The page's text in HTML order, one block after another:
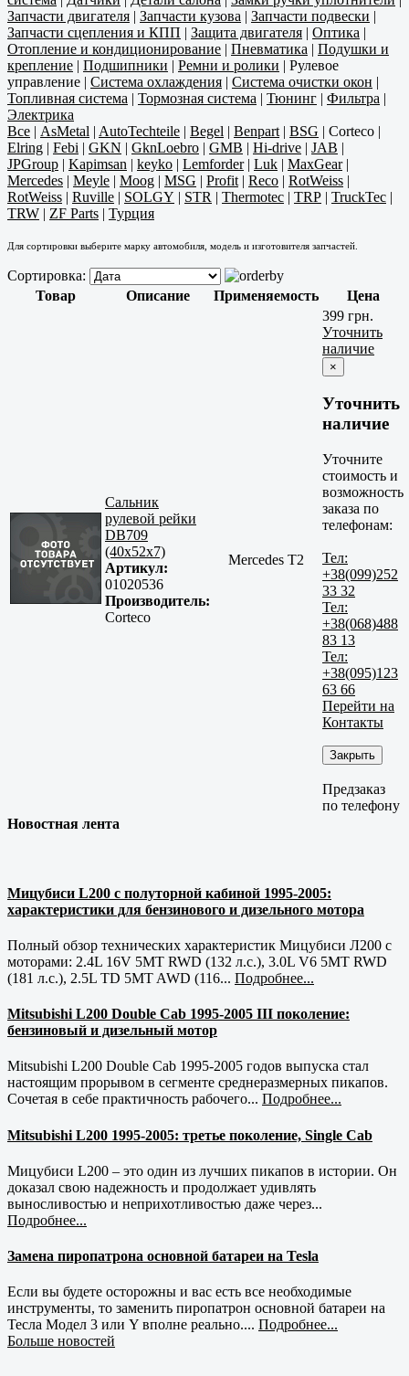
Запчасти двигателя | Запчасти кузова | Запчасти подвески |
Запчасти сцепления и КПП | Защита двигателя | Оптика |
Отопление и кондиционирование | Пневматика | Подушки и
крепление | Подшипники | Ремни и ролики | Рулевое
управление | Система охлаждения | Система очистки окон |
Топливная система | Тормозная система | Тюнинг | Фильтра |
Электрика
Все | AsMetal | AutoTechteile | Begel | Benpart | BSG | Corteco |
Elring | Febi | GKN | GknLoebro | GMB | Hi-drive | JAB |
JPGroup | Kapimsan | keyko | Lemforder| Luk | MaxGear|
Mercedes | Meyle | Moog | MSG | Profit | Reco | RotWeiss |
RotWeiss | Ruville | SOLGY | STR | Thermotec | TRP | TruckTec |
TRW | ZF Parts | Турция
Для сортировки выберите марку автомобиля, модель и изготовителя запчастей.
Сортировка:
Товар
Описание Применяемость Цена
Сальник
рулевой рейки
DB709
(40x52x7)
Артикул:
01020536
Производитель:
Corteco
Mercedes T2
399 грн.
Уточнить
наличие
×
Уточнить
наличие
Уточните
стоимость и
возможность
заказа по
телефонам:
Тел:
+38(099)252
33 32
Тел:
+38(068)488
83 13
Тел:
+38(095)123
63 66
Перейти на
Контакты
Закрыть
Предзаказ
по телефону
Новостная лента
Мицубиси L200 с полуторной кабиной 1995-2005:
характеристики для бензинового и дизельного мотора
Полный обзор технических характеристик Мицубиси Л200 с
моторами: 2.4L 16V 5MT RWD (132 л.с.), 3.0L V6 5MT RWD
(181 л.с.), 2.5L TD 5MT AWD (116... Подробнее...
Mitsubishi L200 Double Cab 1995-2005 III поколение:
бензиновый и дизельный мотор
Mitsubishi L200 Double Cab 1995-2005 годов выпуска стал
настоящим прорывом в сегменте среднеразмерных пикапов.
Сочетая в себе практичность рабочего... Подробнее...
Mitsubishi L200 1995-2005: третье поколение, Single Cab
Мицубиси L200 – это один из лучших пикапов в истории. Он
доказал свою надежность и продолжает удивлять
выносливостью и неприхотливостью даже через...
Подробнее...
Замена пиропатрона основной батареи на Tesla
Если вы будете осторожны и вас есть все необходимые
инструменты, то заменить пиропатрон основной батареи на
Тесла Модел 3 или Y вполне реально.... Подробнее...
Больше новостей